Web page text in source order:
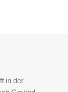
in der